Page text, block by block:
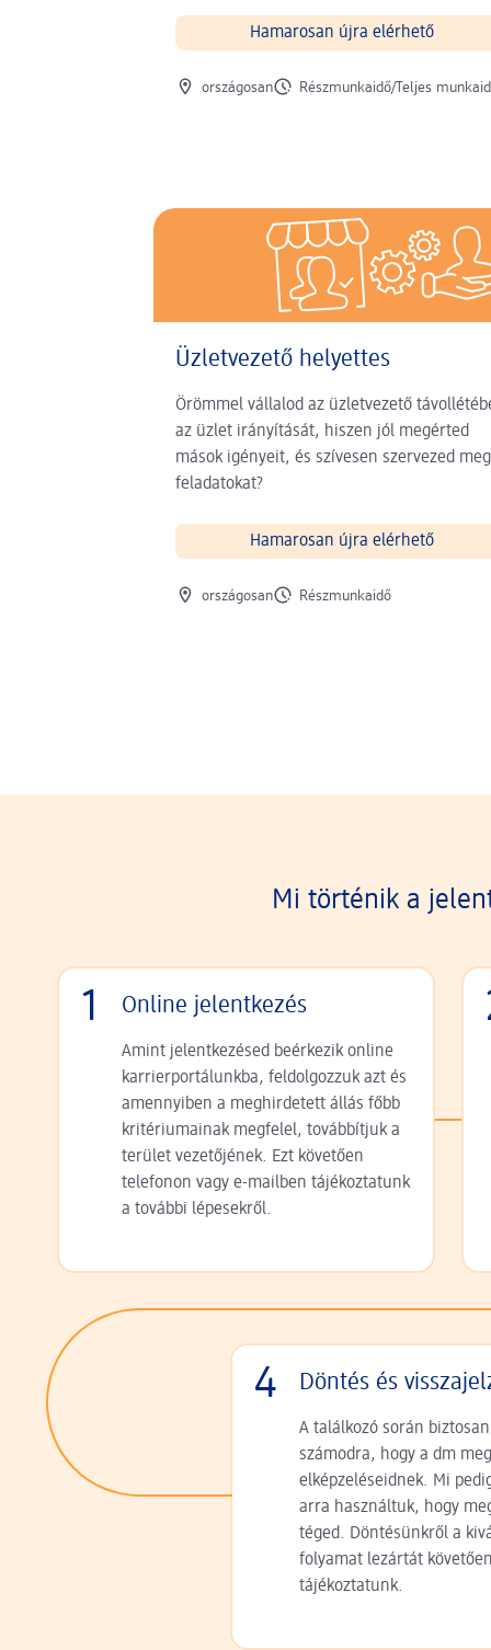
Hamarosan újra elérhető
Munkavégzés helye
országosanMunkaidőRészmunkaidő/Teljes
Üzletvezető helyettes
Örömmel vállalod az üzletvezető
az üzlet irányítását, hiszen jól megérted
mások igényeit, és szívesen szervezed
feladatokat?
Hamarosan újra elérhető
Munkavégzés helye
országosanMunkaidőRészmunkaidő
Mi történik a
1 Online jelentkezés
Amint jelentkezésed beérkezik online
karrierportálunkba, feldolgozzuk azt és
amennyiben a meghirdetett állás főbb
kritériumainak megfelel, továbbítjuk a
terület vezetőjének. Ezt követően
telefonon vagy e-mailben tájékoztatunk
a további lépesekről.
4 Döntés és
A találkozó során
számodra, hogy a dm
elképzeléseidnek. Mi
arra használtuk, hogy
téged. Döntésünkről a
folyamat lezártát követően
tájékoztatunk.